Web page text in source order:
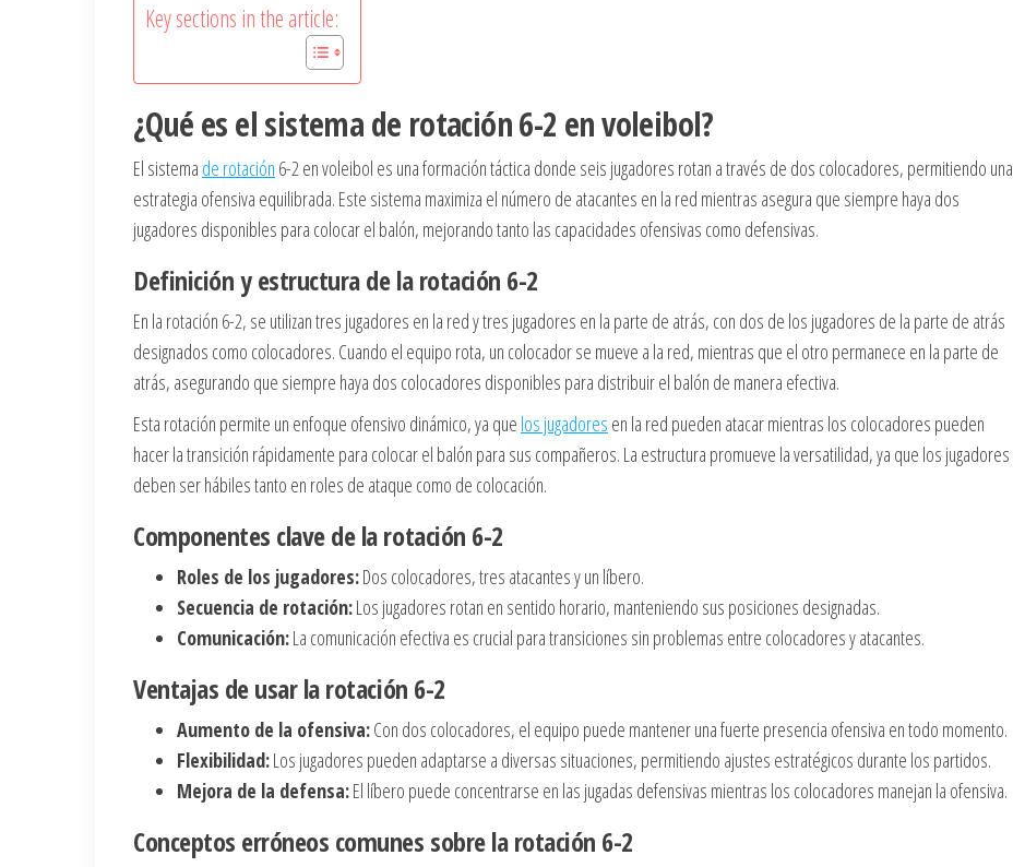
Key sections in the article:
¿Qué es el sistema de rotación 6-2 en voleibol?
El sistema de rotación 6-2 en voleibol es una formación táctica donde seis jugadores rotan a través de dos colocadores, permitiendo una
estrategia ofensiva equilibrada. Este sistema maximiza el número de atacantes en la red mientras asegura que siempre haya dos
jugadores disponibles para colocar el balón, mejorando tanto las capacidades ofensivas como defensivas.
Definición y estructura de la rotación 6-2
En la rotación 6-2, se utilizan tres jugadores en la red y tres jugadores en la parte de atrás, con dos de los jugadores de la parte de atrás
designados como colocadores. Cuando el equipo rota, un colocador se mueve a la red, mientras que el otro permanece en la parte de
atrás, asegurando que siempre haya dos colocadores disponibles para distribuir el balón de manera efectiva.
Esta rotación permite un enfoque ofensivo dinámico, ya que los jugadores en la red pueden atacar mientras los colocadores pueden
hacer la transición rápidamente para colocar el balón para sus compañeros. La estructura promueve la versatilidad, ya que los jugadores
deben ser hábiles tanto en roles de ataque como de colocación.
Componentes clave de la rotación 6-2
Roles de los jugadores:Dos colocadores, tres atacantes y un líbero.
Secuencia de rotación:Los jugadores rotan en sentido horario, manteniendo sus posiciones designadas.
Comunicación:La comunicación efectiva es crucial para transiciones sin problemas entre colocadores y atacantes.
Ventajas de usar la rotación 6-2
Aumento de la ofensiva:Con dos colocadores, el equipo puede mantener una fuerte presencia ofensiva en todo momento.
Flexibilidad:Los jugadores pueden adaptarse a diversas situaciones, permitiendo ajustes estratégicos durante los partidos.
Mejora de la defensa:El líbero puede concentrarse en las jugadas defensivas mientras los colocadores manejan la ofensiva.
Conceptos erróneos comunes sobre la rotación 6-2